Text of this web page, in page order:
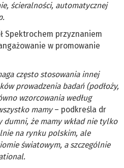
ścieralności, automatycznej
Spektrochem przyznaniem
w promowanie
często stosowania innej
prowadzenia badań (podłoży,
wzorcowania według
mamy– podkreśla dr
dumni, że mamy wkład nie tylko
na rynku polskim, ale
światowym, a szczególnie